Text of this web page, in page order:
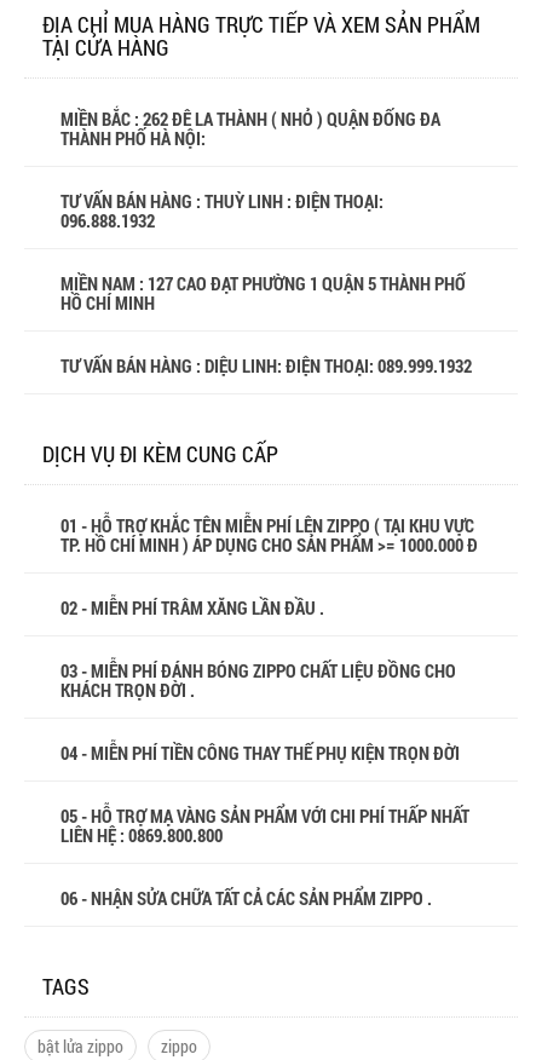
ĐỊA CHỈ MUA HÀNG TRỰC TIẾP VÀ XEM SẢN PHẨM
TẠI CỬA HÀNG
MIỀN BẮC : 262 ĐÊ LA THÀNH ( NHỎ ) QUẬN ĐỐNG ĐA
THÀNH PHỐ HÀ NỘI:
TƯ VẤN BÁN HÀNG : THUỲ LINH : ĐIỆN THOẠI:
096.888.1932
MIỀN NAM : 127 CAO ĐẠT PHƯỜNG 1 QUẬN 5 THÀNH PHỐ
HỒ CHÍ MINH
TƯ VẤN BÁN HÀNG : DIỆU LINH: ĐIỆN THOẠI: 089.999.1932
DỊCH VỤ ĐI KÈM CUNG CẤP
01 - HỖ TRỢ KHẮC TÊN MIỄN PHÍ LÊN ZIPPO ( TẠI KHU VỰC
TP. HỒ CHÍ MINH ) ÁP DỤNG CHO SẢN PHẨM >= 1000.000 Đ
02 - MIỄN PHÍ TRÂM XĂNG LẦN ĐẦU .
03 - MIỄN PHÍ ĐÁNH BÓNG ZIPPO CHẤT LIỆU ĐỒNG CHO
KHÁCH TRỌN ĐỜI .
04 - MIỄN PHÍ TIỀN CÔNG THAY THẾ PHỤ KIỆN TRỌN ĐỜI
05 - HỖ TRỢ MẠ VÀNG SẢN PHẨM VỚI CHI PHÍ THẤP NHẤT
LIÊN HỆ : 0869.800.800
06 - NHẬN SỬA CHỮA TẤT CẢ CÁC SẢN PHẨM ZIPPO .
TAGS
bật lửa zippo zippo